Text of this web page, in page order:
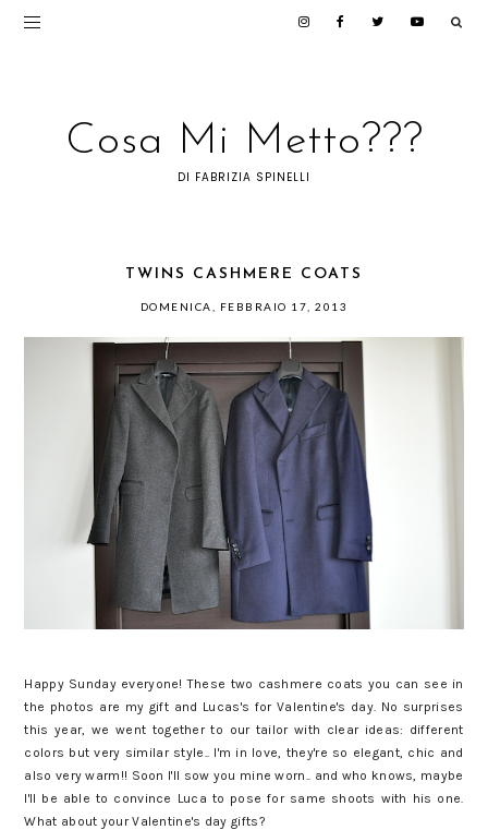
Cosa Mi Metto???
DI FABRIZIA SPINELLI
TWINS CASHMERE COATS
DOMENICA, FEBBRAIO 17, 2013
Happy Sunday everyone! These two cashmere coats you can see in
the photos are my gift and Lucas's for Valentine's day. No surprises
this year, we went together to our tailor with clear ideas: different
colors but very similar style.. I'm in love, they're so elegant, chic and
also very warm!! Soon I'll sow you mine worn.. and who knows, maybe
I'll be able to convince Luca to pose for same shoots with his one.
What about your Valentine's day gifts?